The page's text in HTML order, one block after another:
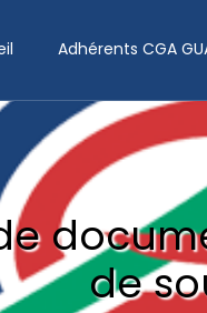
Adhérents CGA
de